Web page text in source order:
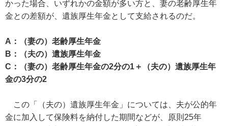
かった場合、いずれかの金額が多い方と、妻の老齢厚生年
金との差額が、遺族厚生年金として支給されるのだ。
A：（妻の）老齢厚生年金
B：（夫の）遺族厚生年金
C：（妻の）老齢厚生年金の2分の1＋（夫の）遺族厚生年
金の3分の2
この「（夫の）遺族厚生年金」については、夫が公的年
金に加入して保険料を納付した期間などが、原則25年